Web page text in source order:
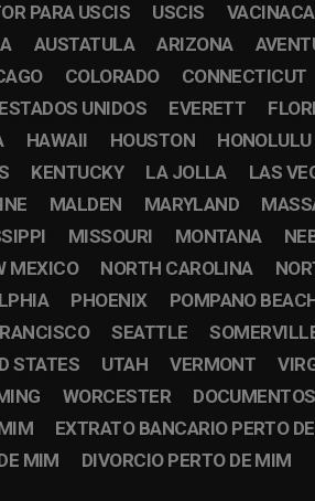
PARA USCIS USCIS
AUSTATULA ARIZONA
COLORADO CONNECTICUT
ESTADOS UNIDOS EVERETT
HAWAII HOUSTON HONOLULU
KENTUCKY LA JOLLA
LAS
MALDEN MARYLAND
MISSOURI MONTANA
MEXICO NORTH CAROLINA
PHOENIX
POMPANO
SEATTLE
STATES UTAH VERMONT
WORCESTER
EXTRATO BANCARIO PERTO
MIM
DIVORCIO PERTO DE MIM